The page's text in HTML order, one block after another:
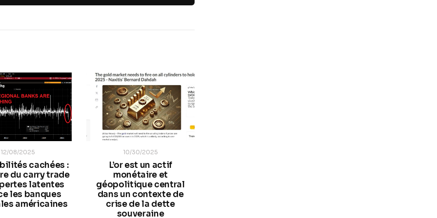
12/08/2025
cachées :
du carry trade
latentes
les banques
américaines
10/30/2025
L’or est un actif
monétaire et
géopolitique central
dans un contexte de
crise de la dette
souveraine